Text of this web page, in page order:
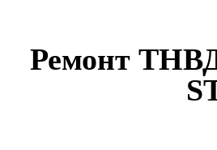
Ремонт